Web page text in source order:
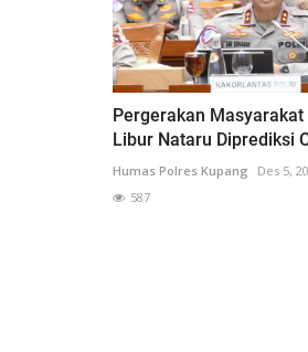
Pergerakan Masyarakat
Libur Nataru Diprediksi
Humas Polres Kupang
Des 5,
587